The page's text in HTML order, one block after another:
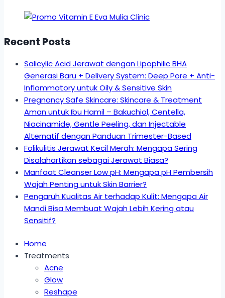
Recent Posts
Salicylic Acid Jerawat dengan Lipophilic BHA
Generasi Baru + Delivery System: Deep Pore + Anti-
Inflammatory untuk Oily & Sensitive Skin
Pregnancy Safe Skincare: Skincare & Treatment
Aman untuk Ibu Hamil – Bakuchiol, Centella,
Niacinamide, Gentle Peeling, dan Injectable
Alternatif dengan Panduan Trimester-Based
Folikulitis Jerawat Kecil Merah: Mengapa Sering
Disalahartikan sebagai Jerawat Biasa?
Manfaat Cleanser Low pH: Mengapa pH Pembersih
Wajah Penting untuk Skin Barrier?
Pengaruh Kualitas Air terhadap Kulit: Mengapa Air
Mandi Bisa Membuat Wajah Lebih Kering atau
Sensitif?
Home
Treatments
Acne
Glow
Reshape